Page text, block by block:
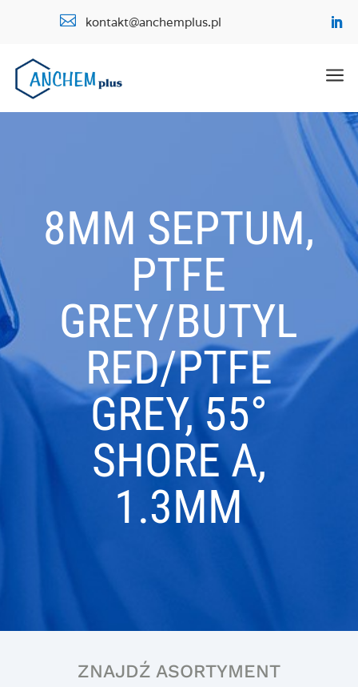
 kontakt@anchemplus.pl
a
8MM SEPTUM,
PTFE
GREY/BUTYL
RED/PTFE
GREY, 55°
SHORE A,
1.3MM
ZNAJDŹ ASORTYMENT